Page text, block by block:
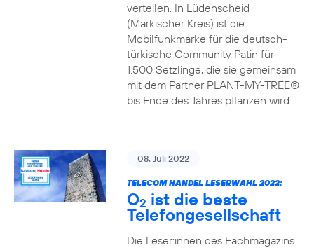
verteilen. In Lüdenscheid
(Märkischer Kreis) ist die
Mobilfunkmarke für die deutsch-
türkische Community Patin für
1.500 Setzlinge, die sie gemeinsam
mit dem Partner PLANT-MY-TREE®
bis Ende des Jahres pflanzen wird.
08. Juli 2022
TELECOM HANDEL LESERWAHL 2022:
O2 ist die beste
Telefongesellschaft
Die Leser:innen des Fachmagazins